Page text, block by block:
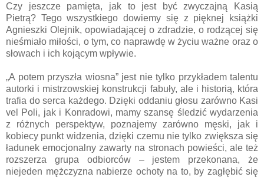
Czy jeszcze pamięta, jak to jest być zwyczajną Kasią
Pietrą? Tego wszystkiego dowiemy się z pięknej książki
Agnieszki Olejnik, opowiadającej o zdradzie, o rodzącej się
nieśmiało miłości, o tym, co naprawdę w życiu ważne oraz o
słowach i ich kojącym wpływie.
„A potem przyszła wiosna” jest nie tylko przykładem talentu
autorki i mistrzowskiej konstrukcji fabuły, ale i historią, która
trafia do serca każdego. Dzięki oddaniu głosu zarówno Kasi
vel Poli, jak i Konradowi, mamy szansę śledzić wydarzenia
z różnych perspektyw, poznajemy zarówno męski, jak i
kobiecy punkt widzenia, dzięki czemu nie tylko zwiększa się
ładunek emocjonalny zawarty na stronach powieści, ale też
rozszerza grupa odbiorców – jestem przekonana, że
niejeden mężczyzna nabierze ochoty na to, by zagłębić się